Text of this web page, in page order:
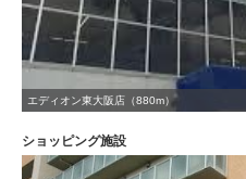
エディオン東大阪店（880m）
ショッピング施設